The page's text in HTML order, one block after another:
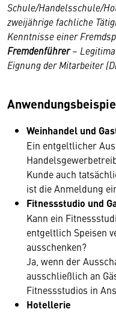
Schule/Handelsschule/
zweijährige fachliche
Kenntnisse einer
Fremdenführer–
Eignung der Mitarbeiter
Weinhandel und
Ein entgeltlicher
Kunde auch
ist die Anmeldung
Fitnessstudio und
Kann ein
entgeltlich Speisen
ausschenken?
Ja, wenn der
ausschließlich an
Fitnessstudios in
Hotellerie